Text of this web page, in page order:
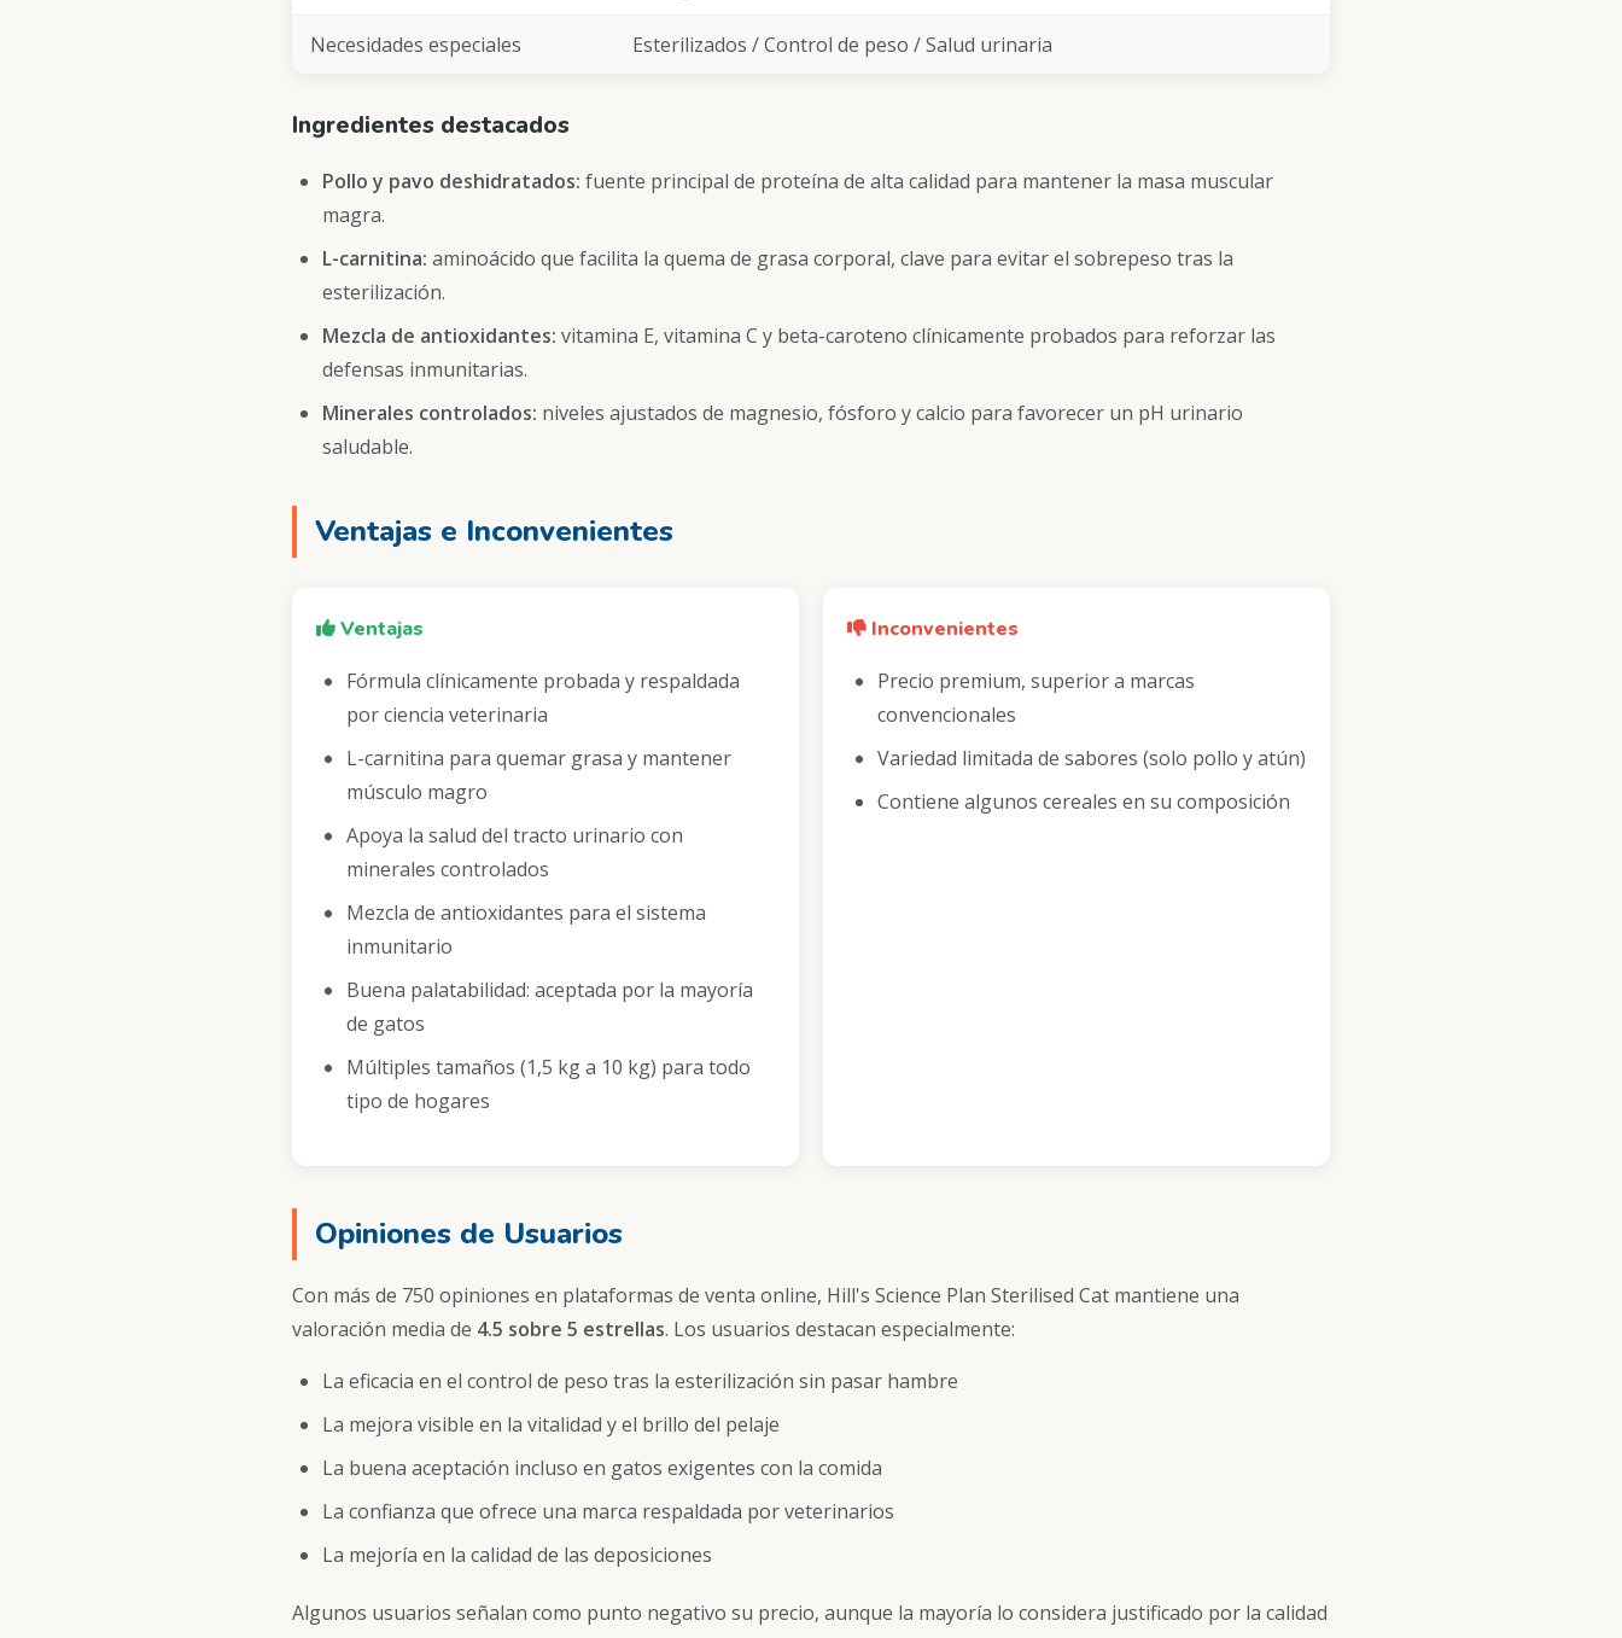
Necesidades especiales Esterilizados / Control de peso / Salud urinaria
Ingredientes destacados
Pollo y pavo deshidratados: fuente principal de proteína de alta calidad para mantener la masa muscular
magra.
L-carnitina: aminoácido que facilita la quema de grasa corporal, clave para evitar el sobrepeso tras la
esterilización.
Mezcla de antioxidantes: vitamina E, vitamina C y beta-caroteno clínicamente probados para reforzar las
defensas inmunitarias.
Minerales controlados: niveles ajustados de magnesio, fósforo y calcio para favorecer un pH urinario
saludable.
Ventajas e Inconvenientes
Ventajas
Fórmula clínicamente probada y respaldada
por ciencia veterinaria
L-carnitina para quemar grasa y mantener
músculo magro
Apoya la salud del tracto urinario con
minerales controlados
Mezcla de antioxidantes para el sistema
inmunitario
Buena palatabilidad: aceptada por la mayoría
de gatos
Múltiples tamaños (1,5 kg a 10 kg) para todo
tipo de hogares
Inconvenientes
Precio premium, superior a marcas
convencionales
Variedad limitada de sabores (solo pollo y atún)
Contiene algunos cereales en su composición
Opiniones de Usuarios
Con más de 750 opiniones en plataformas de venta online, Hill's Science Plan Sterilised Cat mantiene una
valoración media de 4.5 sobre 5 estrellas. Los usuarios destacan especialmente:
La eficacia en el control de peso tras la esterilización sin pasar hambre
La mejora visible en la vitalidad y el brillo del pelaje
La buena aceptación incluso en gatos exigentes con la comida
La confianza que ofrece una marca respaldada por veterinarios
La mejoría en la calidad de las deposiciones
Algunos usuarios señalan como punto negativo su precio, aunque la mayoría lo considera justificado por la calidad